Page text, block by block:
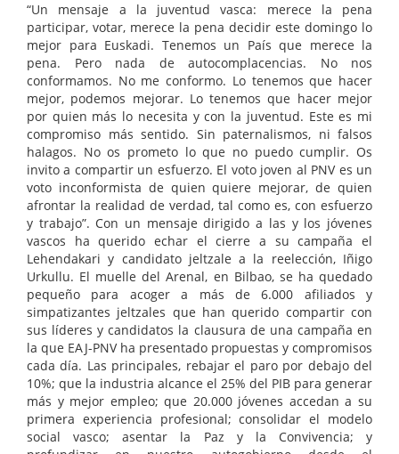
“Un mensaje a la juventud vasca: merece la pena
participar, votar, merece la pena decidir este domingo lo
mejor para Euskadi. Tenemos un País que merece la
pena. Pero nada de autocomplacencias. No nos
conformamos. No me conformo. Lo tenemos que hacer
mejor, podemos mejorar. Lo tenemos que hacer mejor
por quien más lo necesita y con la juventud. Este es mi
compromiso más sentido. Sin paternalismos, ni falsos
halagos. No os prometo lo que no puedo cumplir. Os
invito a compartir un esfuerzo. El voto joven al PNV es un
voto inconformista de quien quiere mejorar, de quien
afrontar la realidad de verdad, tal como es, con esfuerzo
y trabajo”. Con un mensaje dirigido a las y los jóvenes
vascos ha querido echar el cierre a su campaña el
Lehendakari y candidato jeltzale a la reelección, Iñigo
Urkullu. El muelle del Arenal, en Bilbao, se ha quedado
pequeño para acoger a más de 6.000 afiliados y
simpatizantes jeltzales que han querido compartir con
sus líderes y candidatos la clausura de una campaña en
la que EAJ-PNV ha presentado propuestas y compromisos
cada día. Las principales, rebajar el paro por debajo del
10%; que la industria alcance el 25% del PIB para generar
más y mejor empleo; que 20.000 jóvenes accedan a su
primera experiencia profesional; consolidar el modelo
social vasco; asentar la Paz y la Convivencia; y